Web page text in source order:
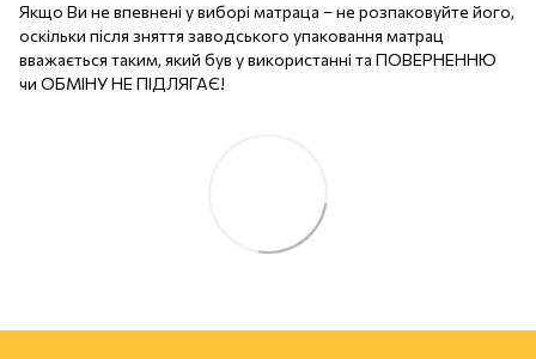
Якщо Ви не впевнені у виборі матраца – не розпаковуйте його,
оскільки після зняття заводського упаковання матрац
вважається таким, який був у використанні та ПОВЕРНЕННЮ
чи ОБМІНУ НЕ ПІДЛЯГАЄ!